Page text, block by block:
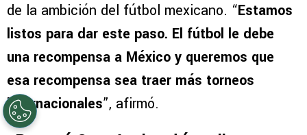
de la ambición del fútbol mexicano. “Estamos
listos para dar este paso. El fútbol le debe
una recompensa a México y queremos que
esa recompensa sea traer más torneos
internacionales”, afirmó.